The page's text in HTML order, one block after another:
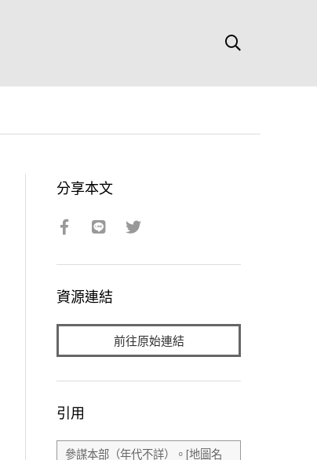
分享本文
資源連結
前往原始連結
引用